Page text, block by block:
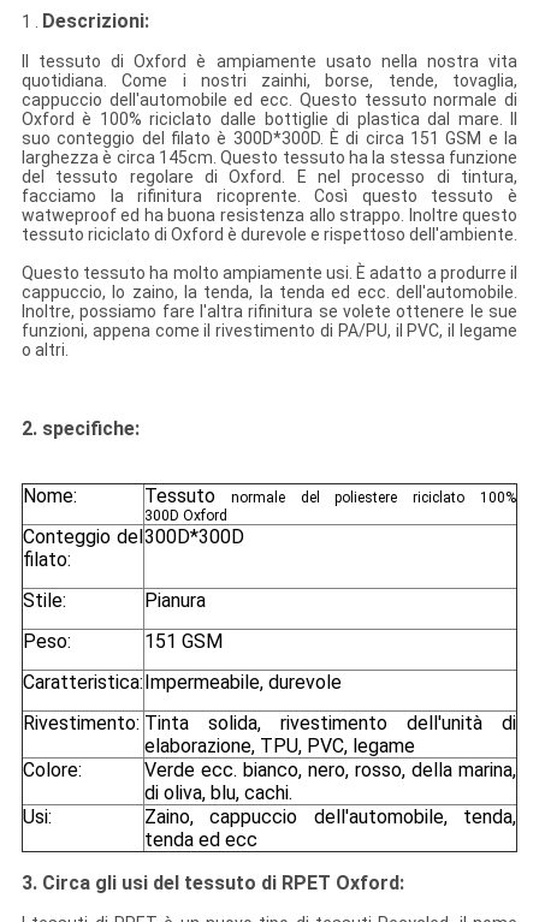
1 . Descrizioni:
Il tessuto di Oxford è ampiamente usato nella nostra vita
quotidiana. Come i nostri zainhi, borse, tende, tovaglia,
cappuccio dell'automobile ed ecc. Questo tessuto normale di
Oxford è 100% riciclato dalle bottiglie di plastica dal mare. Il
suo conteggio del filato è 300D*300D. È di circa 151 GSM e la
larghezza è circa 145cm. Questo tessuto ha la stessa funzione
del tessuto regolare di Oxford. E nel processo di tintura,
facciamo la rifinitura ricoprente. Così questo tessuto è
watweproof ed ha buona resistenza allo strappo. Inoltre questo
tessuto riciclato di Oxford è durevole e rispettoso dell'ambiente.
Questo tessuto ha molto ampiamente usi. È adatto a produrre il
cappuccio, lo zaino, la tenda, la tenda ed ecc. dell'automobile.
Inoltre, possiamo fare l'altra rifinitura se volete ottenere le sue
funzioni, appena come il rivestimento di PA/PU, il PVC, il legame
o altri.
2.specifiche:
Nome: Tessutonormale del poliestere riciclato 100%
300D Oxford
Conteggio del
filato:
300D*300D
Stile:
Pianura
Peso:
151 GSM
Caratteristica: Impermeabile, durevole
Rivestimento: Tinta solida, rivestimento dell'unità di
elaborazione, TPU, PVC, legame
Colore:
Verde ecc. bianco, nero, rosso, della marina,
di oliva, blu, cachi.
Usi:
Zaino, cappuccio dell'automobile, tenda,
tenda ed ecc
3. Circa gli usi del tessuto di RPET Oxford: